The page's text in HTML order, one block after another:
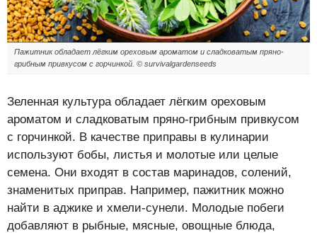
Пажитник обладает лёгким ореховым ароматом и сладковатым пряно-
грибным привкусом с горчинкой. © survivalgardenseeds
Зеленная культура обладает лёгким ореховым
ароматом и сладковатым пряно-грибным привкусом
с горчинкой. В качестве приправы в кулинарии
используют бобы, листья и молотые или целые
семена. Они входят в состав маринадов, солений,
знаменитых приправ. Например, пажитник можно
найти в аджике и хмели-сунели. Молодые побеги
добавляют в рыбные, мясные, овощные блюда,